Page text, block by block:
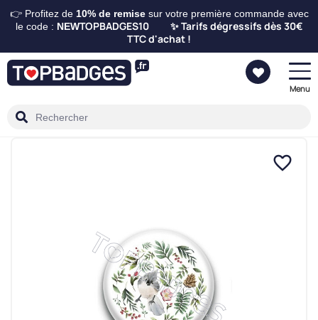
👉 Profitez de 10% de remisesur votre première commande avec
le code : NEWTOPBADGES10 ✨ Tarifs dégressifs dès 30€
TTC d'achat !
Menu
favorite_border